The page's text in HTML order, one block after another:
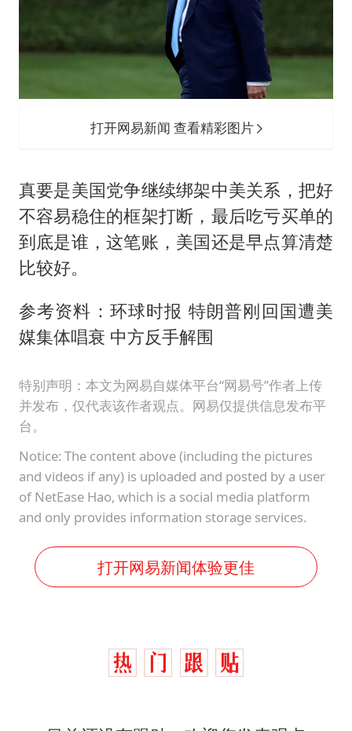
打开网易新闻 查看精彩图片
真要是美国党争继续绑架中美关系，把好
不容易稳住的框架打断，最后吃亏买单的
到底是谁，这笔账，美国还是早点算清楚
比较好。
参考资料：环球时报 特朗普刚回国遭美
媒集体唱衰 中方反手解围
特别声明：本文为网易自媒体平台“网易号”作者上传
并发布，仅代表该作者观点。网易仅提供信息发布平
台。
Notice: The content above (including the pictures
and videos if any) is uploaded and posted by a user
of NetEase Hao, which is a social media platform
and only provides information storage services.
打开网易新闻体验更佳